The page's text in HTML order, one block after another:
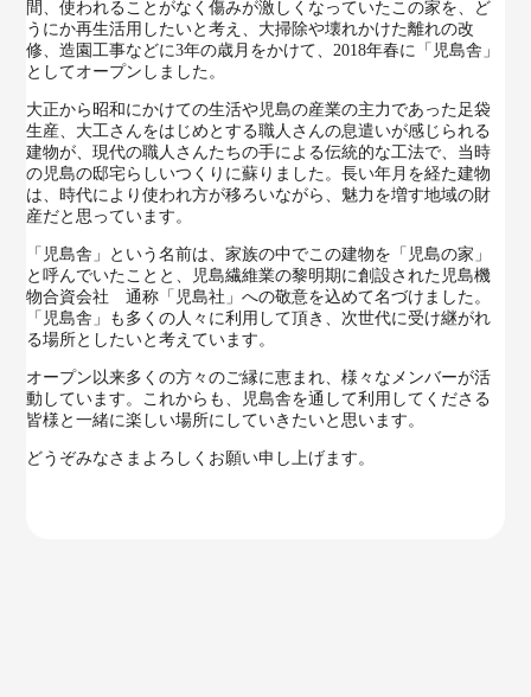
間、使われることがなく傷みが激しくなっていたこの家を、ど
うにか再生活用したいと考え、大掃除や壊れかけた離れの改
修、造園工事などに3年の歳月をかけて、2018年春に「児島舎」
としてオープンしました。
大正から昭和にかけての生活や児島の産業の主力であった足袋
生産、大工さんをはじめとする職人さんの息遣いが感じられる
建物が、現代の職人さんたちの手による伝統的な工法で、当時
の児島の邸宅らしいつくりに蘇りました。長い年月を経た建物
は、時代により使われ方が移ろいながら、魅力を増す地域の財
産だと思っています。
「児島舎」という名前は、家族の中でこの建物を「児島の家」
と呼んでいたことと、児島繊維業の黎明期に創設された児島機
物合資会社 通称「児島社」への敬意を込めて名づけました。
「児島舎」も多くの人々に利用して頂き、次世代に受け継がれ
る場所としたいと考えています。
オープン以来多くの方々のご縁に恵まれ、様々なメンバーが活
動しています。これからも、児島舎を通して利用してくださる
皆様と一緒に楽しい場所にしていきたいと思います。
どうぞみなさまよろしくお願い申し上げます。